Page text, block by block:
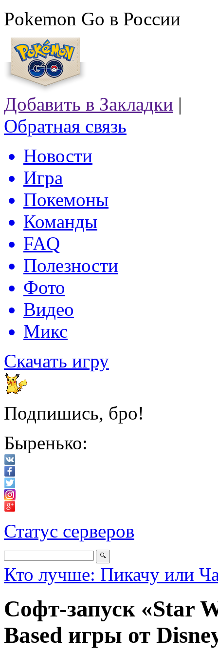
Pokemon Go в России
Добавить в Закладки |
Обратная связь
Новости
Игра
Покемоны
Команды
FAQ
Полезности
Фото
Видео
Микс
Скачать игру
Подпишись, бро!
Быренько:
Статус серверов
Кто лучше: Пикачу или
Софт-запуск «Star
Based игры от